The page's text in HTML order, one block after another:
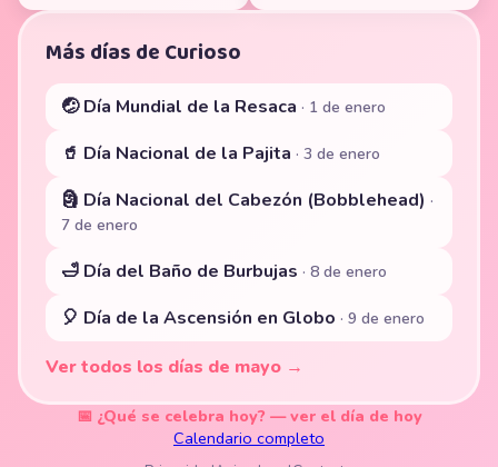
Más días de Curioso
🤕 Día Mundial de la Resaca · 1 de enero
🥤 Día Nacional de la Pajita · 3 de enero
🗿 Día Nacional del Cabezón (Bobblehead) ·
7 de enero
🛁 Día del Baño de Burbujas · 8 de enero
🎈 Día de la Ascensión en Globo · 9 de enero
Ver todos los días de mayo →
📅 ¿Qué se celebra hoy? — ver el día de hoy
Calendario completo